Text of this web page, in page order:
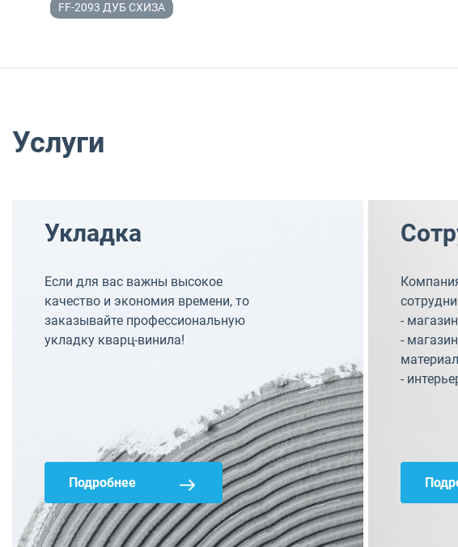
FF-2093 ДУБ СХИЗА
Услуги
Укладка
Если для вас важны высокое
качество и экономия времени, то
заказывайте профессиональную
укладку кварц-винила!
Подробнее
-
-
-